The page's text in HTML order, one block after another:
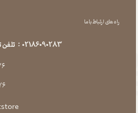
راه های ارتباط با ما